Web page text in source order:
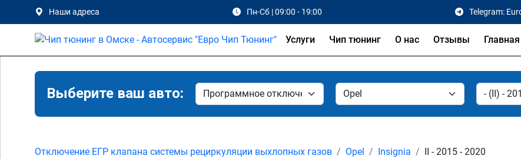
Наши адреса Пн-Сб | 09:00 - 19:00 Telegram:
Услуги Чип тюнинг О нас Отзывы Главная
Выберите ваш авто:
Отключение ЕГР клапана системы рециркуляции выхлопных газов Opel Insignia II - 2015 - 2020